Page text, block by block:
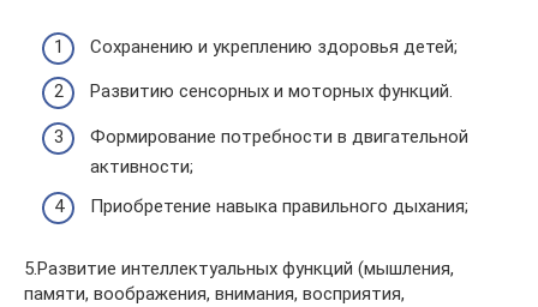
Сохранению и укреплению здоровья детей;
Развитию сенсорных и моторных функций.
Формирование потребности в двигательной
активности;
Приобретение навыка правильного дыхания;
5.Развитие интеллектуальных функций (мышления,
памяти, воображения, внимания, восприятия,